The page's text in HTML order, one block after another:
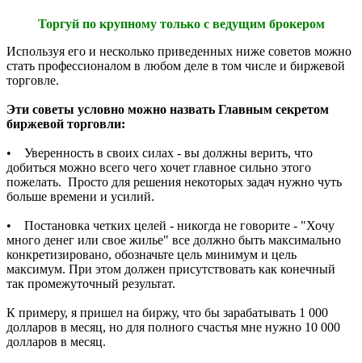
Торгуй по крупному только с ведущим брокером
Используя его и несколько приведенных ниже советов можно
стать профессионалом в любом деле в том числе и биржевой
торговле.
Эти советы условно можно назвать Главным секретом
биржевой торговли:
• Уверенность в своих силах - вы должны верить, что
добиться можно всего чего хочет главное сильно этого
пожелать. Просто для решения некоторых задач нужно чуть
больше времени и усилий.
• Постановка четких целей - никогда не говорите - "Хочу
много денег или свое жилье" все должно быть максимально
конкретизировано, обозначьте цель минимум и цель
максимум. При этом должен присутствовать как конечный
так промежуточный результат.
К примеру, я пришел на биржу, что бы зарабатывать 1 000
долларов в месяц, но для полного счастья мне нужно 10 000
долларов в месяц.